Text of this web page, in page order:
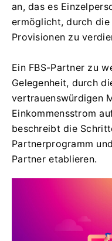
an, das es
ermöglicht, durch die
Provisionen zu
Ein FBS-Partner zu
Gelegenheit, durch
vertrauenswürdigen
Einkommensstrom
beschreibt die
Partnerprogramm
Partner etablieren.